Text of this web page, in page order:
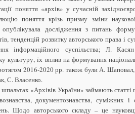
поняття «архів» у сучасній
поняття крізь призму зміни
дослідження з питань
тенденцій розвитку авторського права і
інформаційного суспільства; Л.
культуру, їх вплив на формування
2016-2020 рр. також були А.
С. Власенко.
«Архівів України» займають статті
документознавства, суміжних і
Щодо авторського складу – це